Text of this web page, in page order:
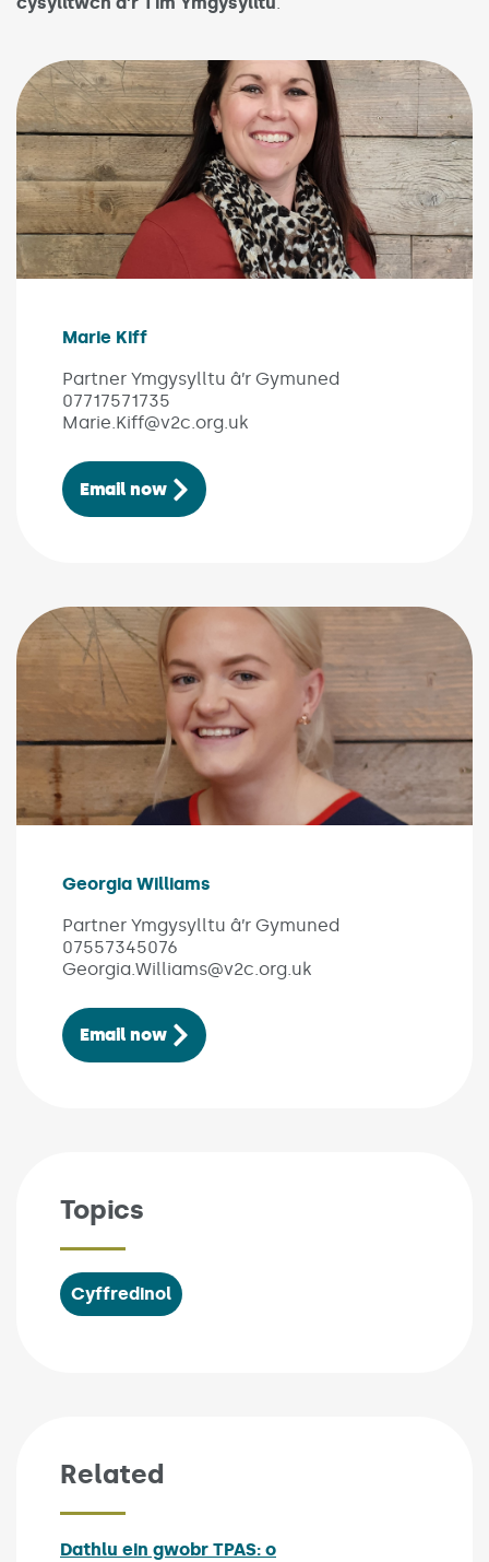
Image of colleague Marie Kiff
Marie Kiff
Partner Ymgysylltu â’r Gymuned
07717571735
Marie.Kiff@v2c.org.uk
Email now
Image of colleague Georgia Williams
Georgia Williams
Partner Ymgysylltu â’r Gymuned
07557345076
Georgia.Williams@v2c.org.uk
Email now
Topics
Cyffredinol
Related
Dathlu ein gwobr TPAS: o